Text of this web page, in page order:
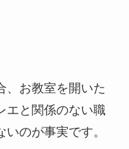
、お教室を開いた
エと関係のない職
のが事実です。